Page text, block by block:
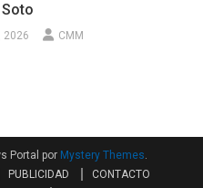
Soto
2026 CMM
Portal por Mystery Themes.
PUBLICIDAD
CONTACTO